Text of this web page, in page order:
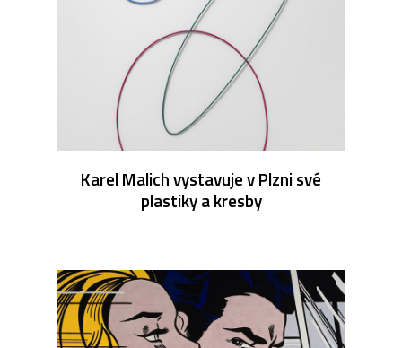
Karel Malich vystavuje v Plzni své
plastiky a kresby